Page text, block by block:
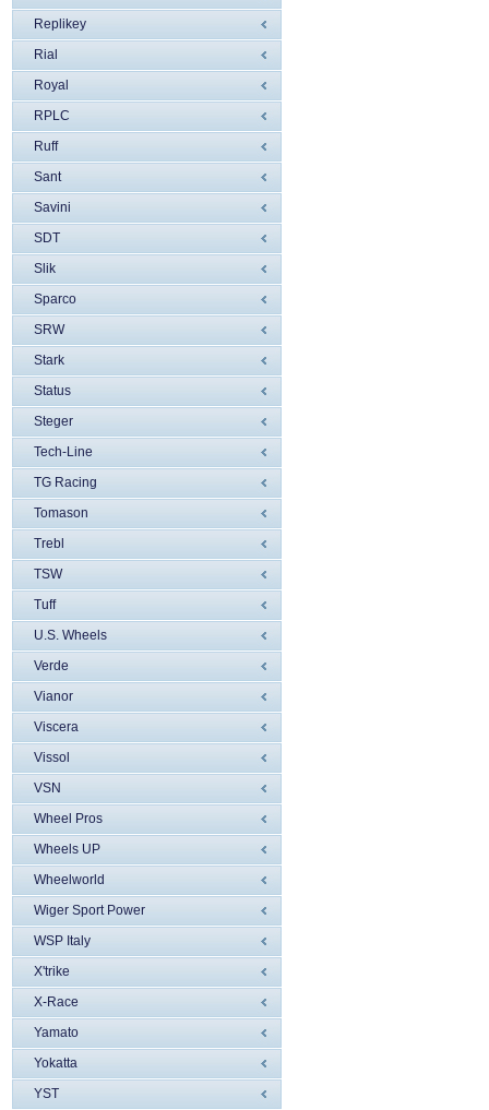
Replikey
Rial
Royal
RPLC
Ruff
Sant
Savini
SDT
Slik
Sparco
SRW
Stark
Status
Steger
Tech-Line
TG Racing
Tomason
Trebl
TSW
Tuff
U.S. Wheels
Verde
Vianor
Viscera
Vissol
VSN
Wheel Pros
Wheels UP
Wheelworld
Wiger Sport Power
WSP Italy
X'trike
X-Race
Yamato
Yokatta
YST